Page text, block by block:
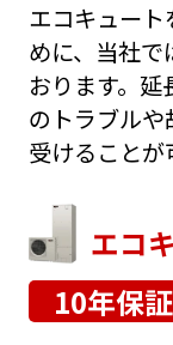
エコキュー
めに、当社
おります。
のトラブル
受けることが
エコ
10年保証